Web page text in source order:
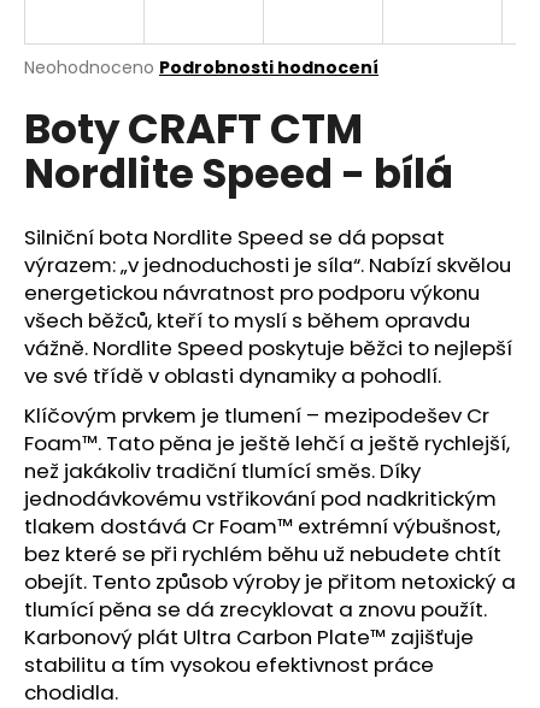
Průměrné
produktu
je
0,0
hvězdiček.
Neohodnoceno Podrobnosti hodnocení
Boty CRAFT CTM
Nordlite Speed - bílá
Silniční bota Nordlite Speed se dá popsat
výrazem: „v jednoduchosti je síla“. Nabízí skvělou
energetickou návratnost pro podporu výkonu
všech běžců, kteří to myslí s během opravdu
vážně. Nordlite Speed poskytuje běžci to nejlepší
ve své třídě v oblasti dynamiky a pohodlí.
Klíčovým prvkem je tlumení – mezipodešev Cr
Foam™. Tato pěna je ještě lehčí a ještě rychlejší,
než jakákoliv tradiční tlumící směs. Díky
jednodávkovému vstřikování pod nadkritickým
tlakem dostává Cr Foam™ extrémní výbušnost,
bez které se při rychlém běhu už nebudete chtít
obejít. Tento způsob výroby je přitom netoxický a
tlumící pěna se dá zrecyklovat a znovu použít.
Karbonový plát Ultra Carbon Plate™ zajišťuje
stabilitu a tím vysokou efektivnost práce
chodidla.
j
t
?
HLEDAT
D
o
p
o
r
u
č
u
j
e
m
e